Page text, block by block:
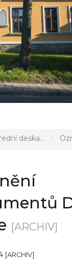
Úřední deska - EÚD Oznámení o
[ARCHIV]
[ARCHIV]